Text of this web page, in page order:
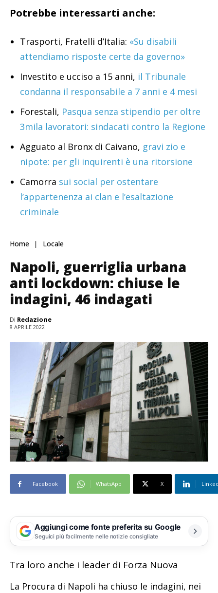
Potrebbe interessarti anche:
Trasporti, Fratelli d’Italia: «Su disabili
attendiamo risposte certe da governo»
Investito e ucciso a 15 anni, il Tribunale
condanna il responsabile a 7 anni e 4 mesi
Forestali, Pasqua senza stipendio per oltre
3mila lavoratori: sindacati contro la Regione
Agguato al Bronx di Caivano, gravi zio e
nipote: per gli inquirenti è una ritorsione
Camorra sui social per ostentare
l’appartenenza ai clan e l’esaltazione
criminale
Home Locale
Napoli, guerriglia urbana
anti lockdown: chiuse le
indagini, 46 indagati
Di Redazione
8 APRILE 2022
Facebook WhatsApp X
Aggiungi come fonte preferita su Google
Seguici più facilmente nelle notizie consigliate
Tra loro anche i leader di Forza Nuova
La Procura di Napoli ha chiuso le indagini, nei